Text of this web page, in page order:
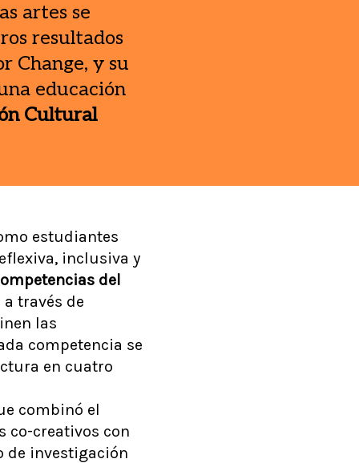
artes se
resultados
Change, y su
educación
Cultural
estudiantes
inclusiva y
del
través de
las
competencia se
en cuatro
combinó el
co-creativos con
de investigación